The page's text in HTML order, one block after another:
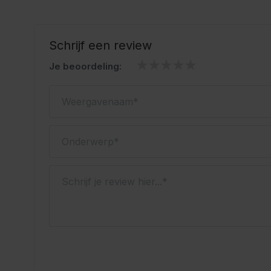
Snel geleverd.
Schrijf een review
Je beoordeling: